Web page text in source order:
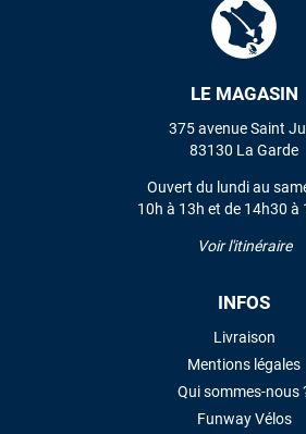
LE MAGASIN
375 avenue Saint
83130 La Garde
Ouvert du lundi au
10h à 13h et de 14h30 à
Voir l'itinéraire
INFOS
Livraison
Mentions légales
Qui sommes-nous
Funway Vélos
LAISSER UN